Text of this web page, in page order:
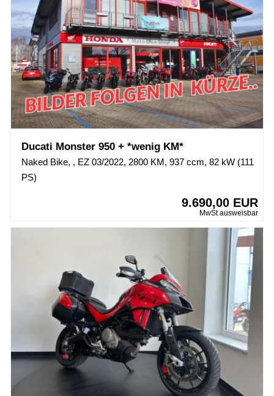
Ducati Monster 950 + *wenig KM*
Naked Bike, , EZ 03/2022, 2800 KM, 937 ccm, 82 kW (111
PS)
9.690,00 EUR
MwSt ausweisbar